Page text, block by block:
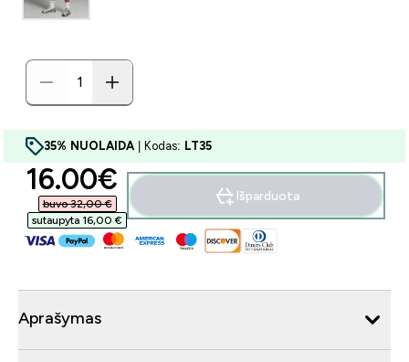
35% NUOLAIDA | Kodas: LT35
discounted price
16.00€‎
buvo 32,00 €‎
sutaupyta 16,00 €‎
Išparduota
Aprašymas